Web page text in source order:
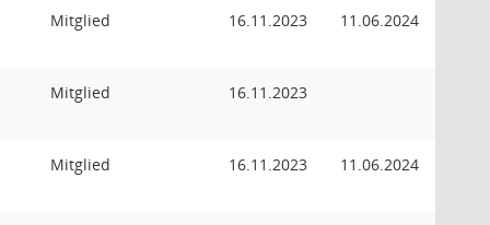
Mitglied 16.11.2023 11.06.2024
Mitglied 16.11.2023
Mitglied 16.11.2023 11.06.2024